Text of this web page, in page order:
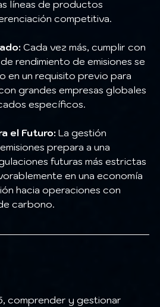
líneas de productos
competitiva.
Cada vez más, cumplir con
rendimiento de emisiones se
en un requisito previo para
grandes empresas globales
específicos.
el Futuro: La gestión
prepara a una
futuras más estrictas
en una economía
hacia operaciones con
carbono.